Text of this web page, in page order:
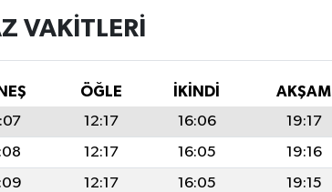
VAKITLERI
ÖĞLE İKINDI AKŞAM
12:17 16:06 19:17
12:17 16:05 19:16
12:17 16:05 19:15